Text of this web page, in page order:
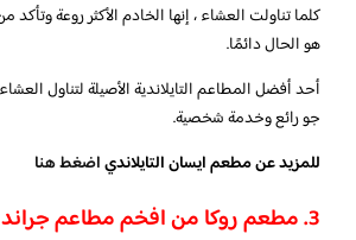
كلما تناولت العشاء ، إنها الخادم الأكثر روعة وتأكد
هو الحال دائمًا.
أحد أفضل المطاعم التايلاندية الأصيلة لتناول
جو رائع وخدمة شخصية.
للمزيد عن مطعم ايسان التايلاندياضغط هنا
3. مطعم روكا من افخم مطاعم جراند حياة قطر